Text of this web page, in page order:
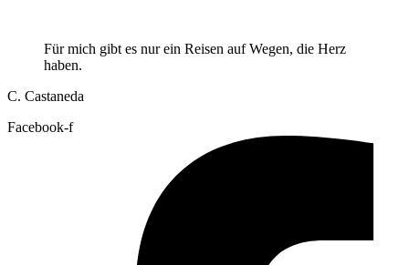
Für mich gibt es nur ein Reisen auf Wegen, die Herz
haben.
C. Castaneda
Facebook-f